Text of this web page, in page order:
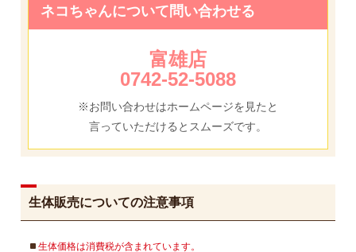
ネコちゃんについて問い合わせる
富雄店
0742-52-5088
※お問い合わせはホームページを見たと
言っていただけるとスムーズです。
生体販売についての注意事項
生体価格は消費税が含まれています。